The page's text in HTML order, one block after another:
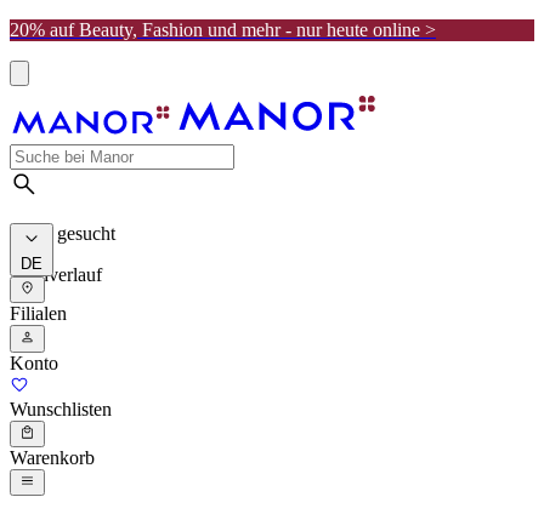
20% auf Beauty, Fashion und mehr - nur heute online >
Meist gesucht
Suchverlauf
DE
Filialen
Konto
Wunschlisten
Warenkorb